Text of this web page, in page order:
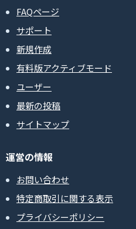
FAQページ
サポート
新規作成
有料版アクティブモード
ユーザー
最新の投稿
サイトマップ
運営の情報
お問い合わせ
特定商取引に関する表示
プライバシーポリシー